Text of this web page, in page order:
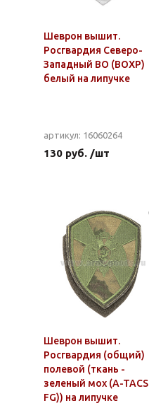
Шеврон вышит.
Росгвардия Северо-
Западный ВО (ВОХР)
белый на липучке
артикул: 16060264
130 руб. /шт
Шеврон вышит.
Росгвардия (общий)
полевой (ткань -
зеленый мох (A-TACS
FG)) на липучке